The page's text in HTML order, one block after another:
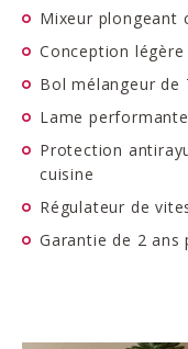
Mixeur plongeant
Conception légère
Bol mélangeur de
Lame
Protection
cuisine
Régulateur de
Garantie de 2 ans